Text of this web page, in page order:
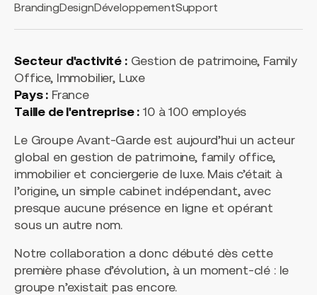
BrandingDesignDéveloppementSupport
Secteur d'activité :Gestion de patrimoine, Family
Office, Immobilier, Luxe
Pays : France
Taille de l'entreprise : 10 à 100 employés
Le Groupe Avant-Garde est aujourd’hui un acteur
global en gestion de patrimoine, family office,
immobilier et conciergerie de luxe. Mais c’était à
l’origine, un simple cabinet indépendant, avec
presque aucune présence en ligne et opérant
sous un autre nom.
Notre collaboration a donc débuté dès cette
première phase d’évolution, à un moment-clé : le
groupe n’existait pas encore.